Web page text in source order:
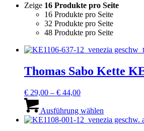
Zeige 16 Produkte pro Seite
16 Produkte pro Seite
32 Produkte pro Seite
48 Produkte pro Seite
Thomas Sabo Kette
€ 29,00 – € 44,00Preisspanne:
bis
€ 44,00
Ausführung wählen
weist